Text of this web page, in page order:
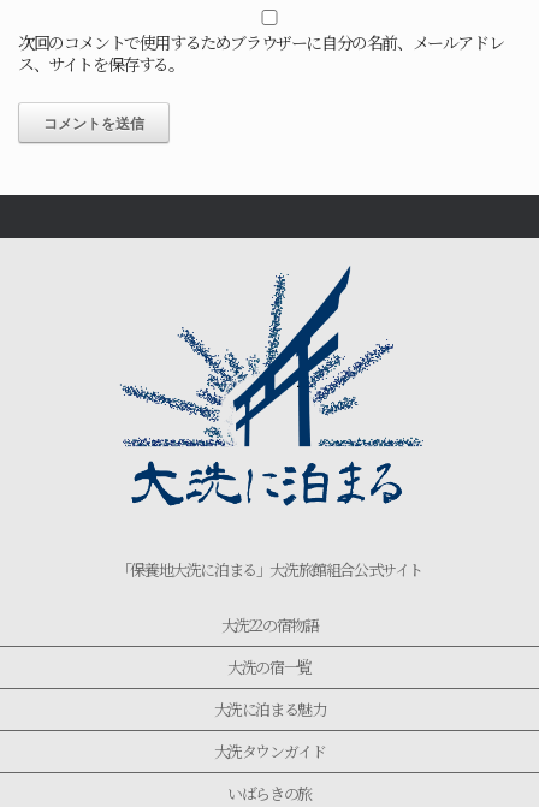
次回のコメントで使用するためブラウザーに自分の名前、メールアドレ
ス、サイトを保存する。
「保養地大洗に泊まる」大洗旅館組合公式サイト
大洗22の宿物語
大洗の宿一覧
大洗に泊まる魅力
大洗タウンガイド
いばらきの旅